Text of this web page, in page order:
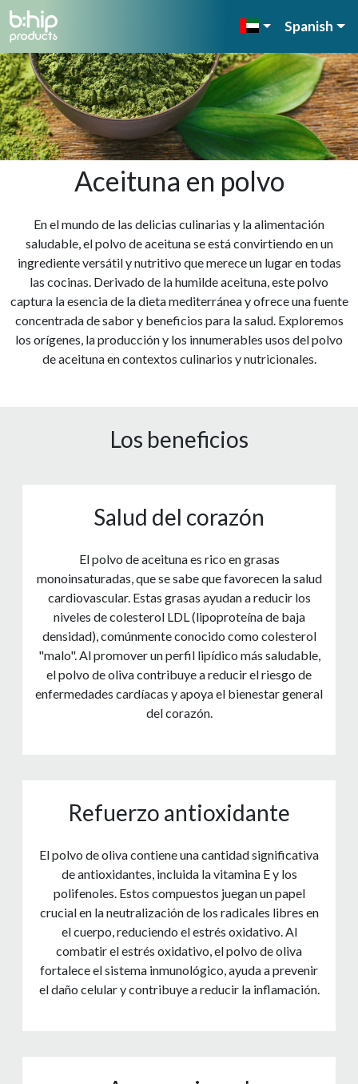
Spanish
Aceituna en polvo
En el mundo de las delicias culinarias y la alimentación
saludable, el polvo de aceituna se está convirtiendo en un
ingrediente versátil y nutritivo que merece un lugar en todas
las cocinas. Derivado de la humilde aceituna, este polvo
captura la esencia de la dieta mediterránea y ofrece una fuente
concentrada de sabor y beneficios para la salud. Exploremos
los orígenes, la producción y los innumerables usos del polvo
de aceituna en contextos culinarios y nutricionales.
Los beneficios
Salud del corazón
El polvo de aceituna es rico en grasas
monoinsaturadas, que se sabe que favorecen la salud
cardiovascular. Estas grasas ayudan a reducir los
niveles de colesterol LDL (lipoproteína de baja
densidad), comúnmente conocido como colesterol
"malo". Al promover un perfil lipídico más saludable,
el polvo de oliva contribuye a reducir el riesgo de
enfermedades cardíacas y apoya el bienestar general
del corazón.
Refuerzo antioxidante
El polvo de oliva contiene una cantidad significativa
de antioxidantes, incluida la vitamina E y los
polifenoles. Estos compuestos juegan un papel
crucial en la neutralización de los radicales libres en
el cuerpo, reduciendo el estrés oxidativo. Al
combatir el estrés oxidativo, el polvo de oliva
fortalece el sistema inmunológico, ayuda a prevenir
el daño celular y contribuye a reducir la inflamación.